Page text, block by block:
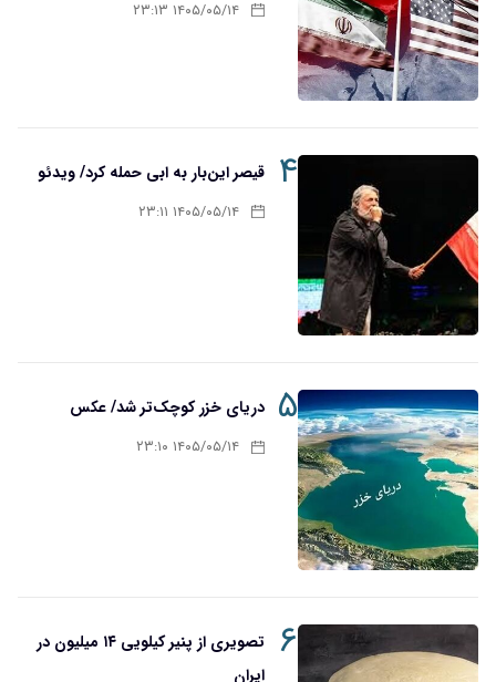
۱۴۰۵/۰۵/۱۴ ۲۳:۱۳
۴ قیصر این‌بار به ابی حمله کرد/ ویدئو
۱۴۰۵/۰۵/۱۴ ۲۳:۱۱
۵ دریای خزر کوچک‌تر شد/ عکس
۱۴۰۵/۰۵/۱۴ ۲۳:۱۰
۶
تصویری از پنیر کیلویی ۱۴ میلیون در
ایران